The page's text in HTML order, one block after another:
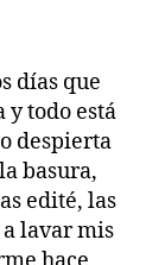
días que
todo está
despierta
basura,
edité, las
lavar mis